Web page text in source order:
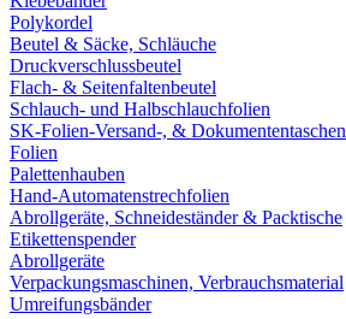
Polykordel
Beutel & Säcke, Schläuche
Druckverschlussbeutel
Flach- & Seitenfaltenbeutel
Schlauch- und Halbschlauchfolien
SK-Folien-Versand-, & Dokumententaschen
Folien
Palettenhauben
Hand-Automatenstrechfolien
Abrollgeräte, Schneideständer & Packtische
Etikettenspender
Abrollgeräte
Verpackungsmaschinen, Verbrauchsmaterial
Umreifungsbänder